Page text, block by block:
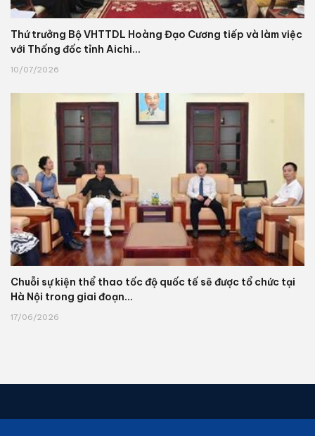
Thứ trưởng Bộ VHTTDL Hoàng Đạo Cương tiếp và làm việc
với Thống đốc tỉnh Aichi...
10/07/2026
Chuỗi sự kiện thể thao tốc độ quốc tế sẽ được tổ chức tại
Hà Nội trong giai đoạn...
17/06/2026